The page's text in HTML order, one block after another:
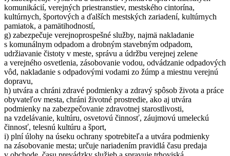
komunikácií, verejných priestranstiev, mestského cintorína,
kultúrnych, športových a ďalších mestských zariadení, kultúrnych
pamiatok, a pamätihodností,
g) zabezpečuje verejnoprospešné služby, najmä nakladanie
s komunálnym odpadom a drobným stavebným odpadom,
udržiavanie čistoty v meste, správu a údržbu verejnej zelene
a verejného osvetlenia, zásobovanie vodou, odvádzanie odpadových
vôd, nakladanie s odpadovými vodami zo žúmp a miestnu verejnú
dopravu,
h) utvára a chráni zdravé podmienky a zdravý spôsob života a práce
obyvateľov mesta, chráni životné prostredie, ako aj utvára
podmienky na zabezpečovanie zdravotnej starostlivosti,
na vzdelávanie, kultúru, osvetovú činnosť, záujmovú umeleckú
činnosť, telesnú kultúru a šport,
i) plní úlohy na úseku ochrany spotrebiteľa a utvára podmienky
na zásobovanie mesta; určuje nariadením pravidlá času predaja